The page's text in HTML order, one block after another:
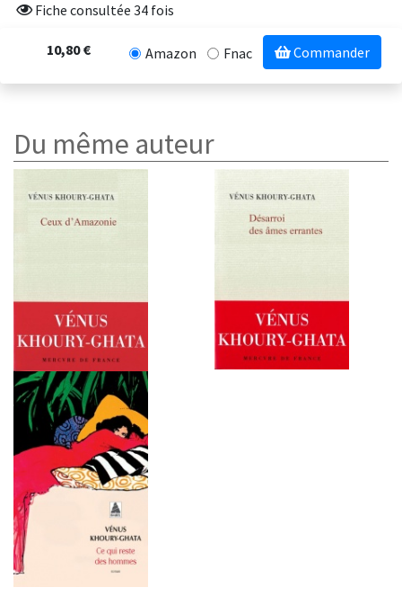
Fiche consultée 34 fois
10,80 € Amazon Fnac Commander
Du même auteur